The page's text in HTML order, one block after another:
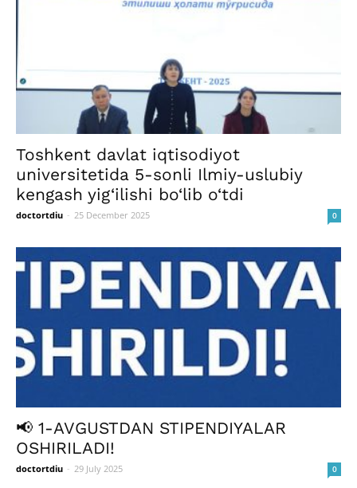
Toshkent davlat iqtisodiyot
universitetida 5-sonli Ilmiy-uslubiy
kengash yig‘ilishi bo‘lib o‘tdi
doctortdiu - 25 December 2025 0
📢 1-AVGUSTDAN STIPENDIYALAR
OSHIRILADI!
doctortdiu - 29 July 2025 0